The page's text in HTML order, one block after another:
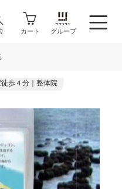
カート グループ
歩４分｜整体院